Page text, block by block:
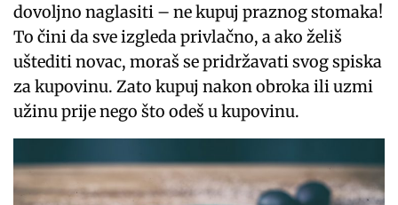
dovoljno naglasiti – ne kupuj praznog stomaka!
To čini da sve izgleda privlačno, a ako želiš
uštediti novac, moraš se pridržavati svog spiska
za kupovinu. Zato kupuj nakon obroka ili uzmi
užinu prije nego što odeš u kupovinu.